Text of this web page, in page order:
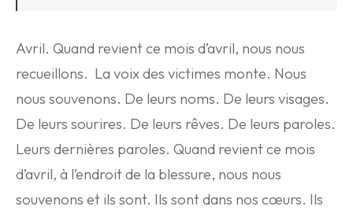
Avril. Quand revient ce mois d’avril, nous nous
recueillons. La voix des victimes monte. Nous
nous souvenons. De leurs noms. De leurs visages.
De leurs sourires. De leurs rêves. De leurs paroles.
Leurs dernières paroles. Quand revient ce mois
d’avril, à l’endroit de la blessure, nous nous
souvenons et ils sont. Ils sont dans nos cœurs. Ils